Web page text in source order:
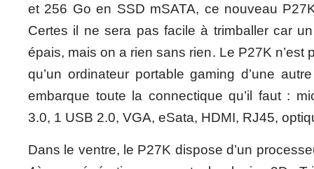
et 256 Go en SSD mSATA, ce nouveau
Certes il ne sera pas facile à trimballer car
épais, mais on a rien sans rien. Le P27K n’est
qu’un ordinateur portable gaming d’une
embarque toute la connectique qu’il faut :
3.0, 1 USB 2.0, VGA, eSata, HDMI, RJ45,
Dans le ventre, le P27K dispose d’un